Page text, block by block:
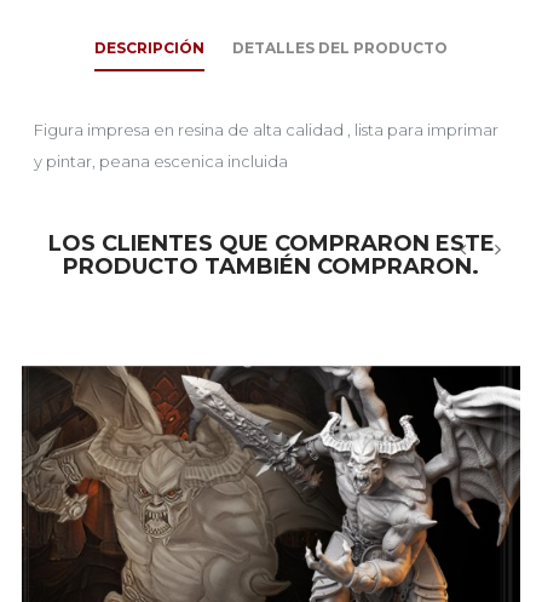
DESCRIPCIÓN DETALLES DEL PRODUCTO
Figura impresa en resina de alta calidad , lista para imprimar
y pintar, peana escenica incluida
LOS CLIENTES QUE COMPRARON ESTE
PRODUCTO TAMBIÉN COMPRARON.